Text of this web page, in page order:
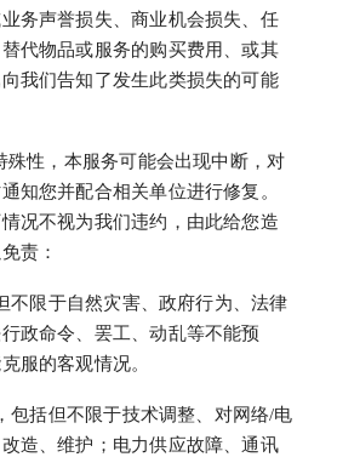
务声誉损失、商业机会损失、任
代物品或服务的购买费用、或其
我们告知了发生此类损失的可能
殊性，本服务可能会出现中断，对
知您并配合相关单位进行修复。
况不视为我们违约，由此给您造
责：
不限于自然灾害、政府行为、法律
政命令、罢工、动乱等不能预
服的客观情况。
包括但不限于技术调整、对网络/电
造、维护；电力供应故障、通讯